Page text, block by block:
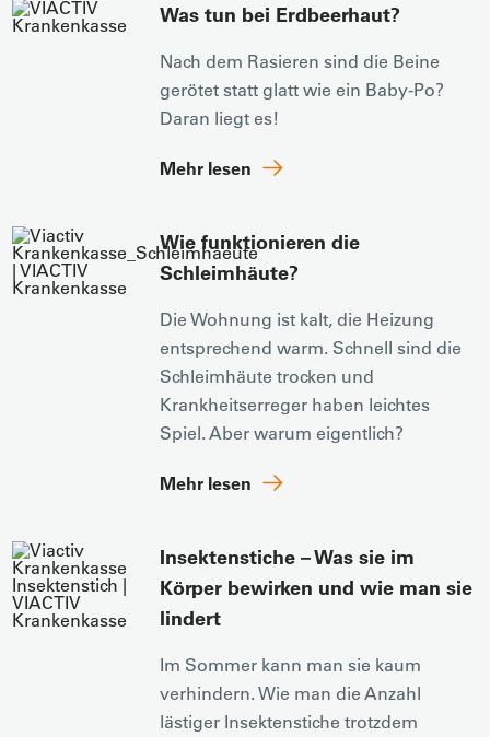
Was tun bei Erdbeerhaut?
Nach dem Rasieren sind die Beine
gerötet statt glatt wie ein Baby-Po?
Daran liegt es!
Mehr lesen
Wie funktionieren die
Schleimhäute?
Die Wohnung ist kalt, die Heizung
entsprechend warm. Schnell sind die
Schleimhäute trocken und
Krankheitserreger haben leichtes
Spiel. Aber warum eigentlich?
Mehr lesen
Insektenstiche – Was sie im
Körper bewirken und wie man sie
lindert
Im Sommer kann man sie kaum
verhindern. Wie man die Anzahl
lästiger Insektenstiche trotzdem